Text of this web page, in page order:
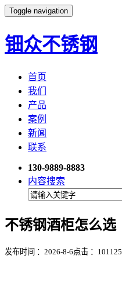
Toggle navigation
钿众不锈钢
首页
我们
产品
案例
新闻
联系
130-9889-8883
内容搜索
不锈钢酒柜怎么选
发布时间 ：2026-8-6 点击 ： 101125